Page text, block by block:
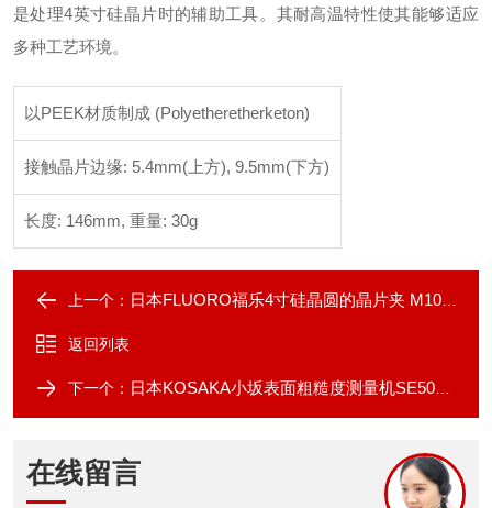
是处理4英寸硅晶片时的辅助工具‌。其耐高温特性使其能够适应
多种工艺环境。
以PEEK材质制成 (Polyetheretherketon)
接触晶片边缘: 5.4mm(上方), 9.5mm(下方)
长度: 146mm, 重量: 30g
上一个： 日本FLUORO福乐4寸硅晶圆的晶片夹 M100-100
返回列表
下一个： 日本KOSAKA小坂表面粗糙度测量机SE500pro
在线留言